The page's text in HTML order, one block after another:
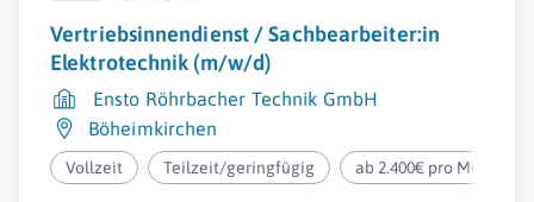
Vertriebsinnendienst / Sachbearbeiter:in
Elektrotechnik (m/w/d)
Ensto Röhrbacher Technik GmbH
Böheimkirchen
Vollzeit Teilzeit/geringfügig ab 2.400€ pro Monat